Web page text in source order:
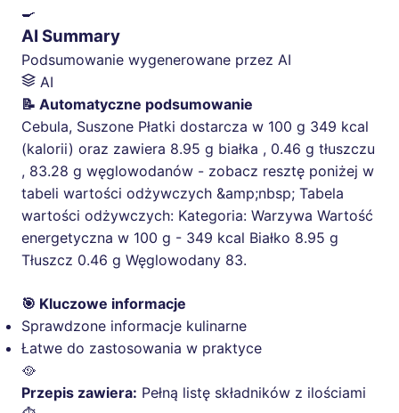
🍳
AI Summary
Podsumowanie wygenerowane przez AI
AI
📝 Automatyczne podsumowanie
Cebula, Suszone Płatki dostarcza w 100 g 349 kcal
(kalorii) oraz zawiera 8.95 g białka , 0.46 g tłuszczu
, 83.28 g węglowodanów - zobacz resztę poniżej w
tabeli wartości odżywczych &amp;nbsp; Tabela
wartości odżywczych: Kategoria: Warzywa Wartość
energetyczna w 100 g - 349 kcal Białko 8.95 g
Tłuszcz 0.46 g Węglowodany 83.
🎯 Kluczowe informacje
Sprawdzone informacje kulinarne
Łatwe do zastosowania w praktyce
🥘
Przepis zawiera: Pełną listę składników z ilościami